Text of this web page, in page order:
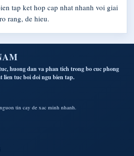
tap ket hop cap nhat nhanh voi giai
rang, de hieu.
huong dan va phan tich trong bo cuc phong
lien tuc boi doi ngu bien tap.
tin cay de xac minh nhanh.